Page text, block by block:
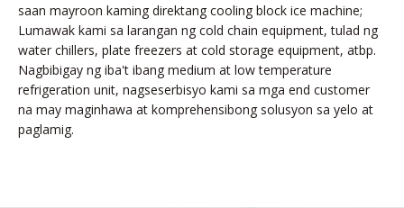
saan mayroon kaming direktang cooling block ice machine;
Lumawak kami sa larangan ng cold chain equipment, tulad ng
water chillers, plate freezers at cold storage equipment, atbp.
Nagbibigay ng iba't ibang medium at low temperature
refrigeration unit, nagseserbisyo kami sa mga end customer
na may maginhawa at komprehensibong solusyon sa yelo at
paglamig.